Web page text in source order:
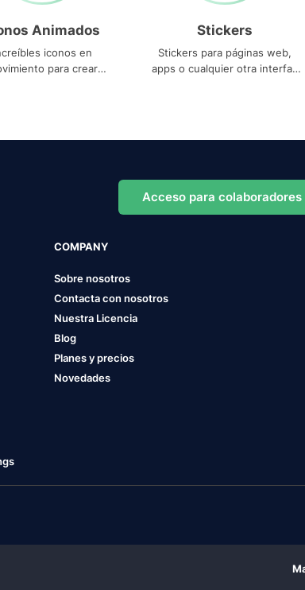
Animados
iconos en
para crear
Stickers
Stickers para páginas web,
apps o cualquier otra interfaz
Acceso para colaboradores
COMPANY
Sobre nosotros
Contacta con nosotros
Nuestra Licencia
Blog
Planes y precios
Novedades